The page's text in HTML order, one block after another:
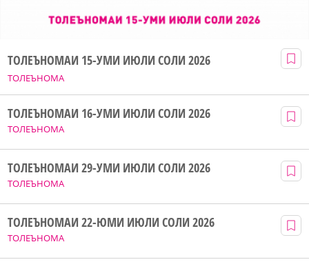
ТОЛЕЪНОМА
ТОЛЕЪНОМАИ 15-УМИ ИЮЛИ СОЛИ 2026
ТОЛЕЪНОМА
ТОЛЕЪНОМАИ 16-УМИ ИЮЛИ СОЛИ 2026
ТОЛЕЪНОМА
ТОЛЕЪНОМАИ 29-УМИ ИЮЛИ СОЛИ 2026
ТОЛЕЪНОМА
ТОЛЕЪНОМАИ 22-ЮМИ ИЮЛИ СОЛИ 2026